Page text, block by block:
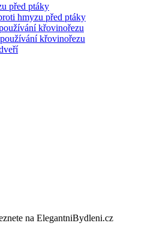
před ptáky
hmyzu před ptáky
křovinořezu
křovinořezu
na ElegantniBydleni.cz